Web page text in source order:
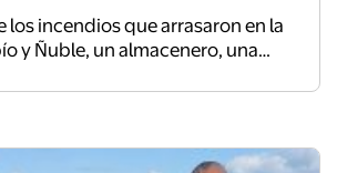
los incendios que arrasaron en la
y Ñuble, un almacenero, una
cómo, a pulso, se están